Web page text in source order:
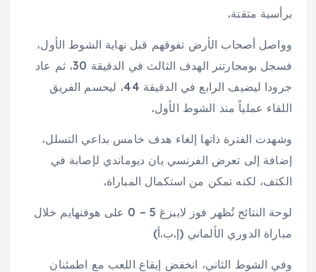
برأسية متقنة.
وواصل أصحاب الأرض تفوقهم قبل نهاية الشوط الأول،
فسجل بومجارتنر الهدف الثالث في الدقيقة 30، ثم عاد
جرودا ليضيف الرابع في الدقيقة 44، ليحسم الفريق
اللقاء عملياً منذ الشوط الأول.
وشهدت الفترة ذاتها إلغاء هدف خامس بداعي التسلل،
إضافة إلى تعرض الفرنسي يان ديوماندي لإصابة في
الكتف، لكنه تمكن من استكمال المباراة.
لوحة النتائج تُظهر فوز لايبزغ 5 – 0 على هوفنهايم خلال
مباراة الدوري الألماني (إ.ب.أ)
وفي الشوط الثاني، انخفض إيقاع اللعب مع اطمئنان